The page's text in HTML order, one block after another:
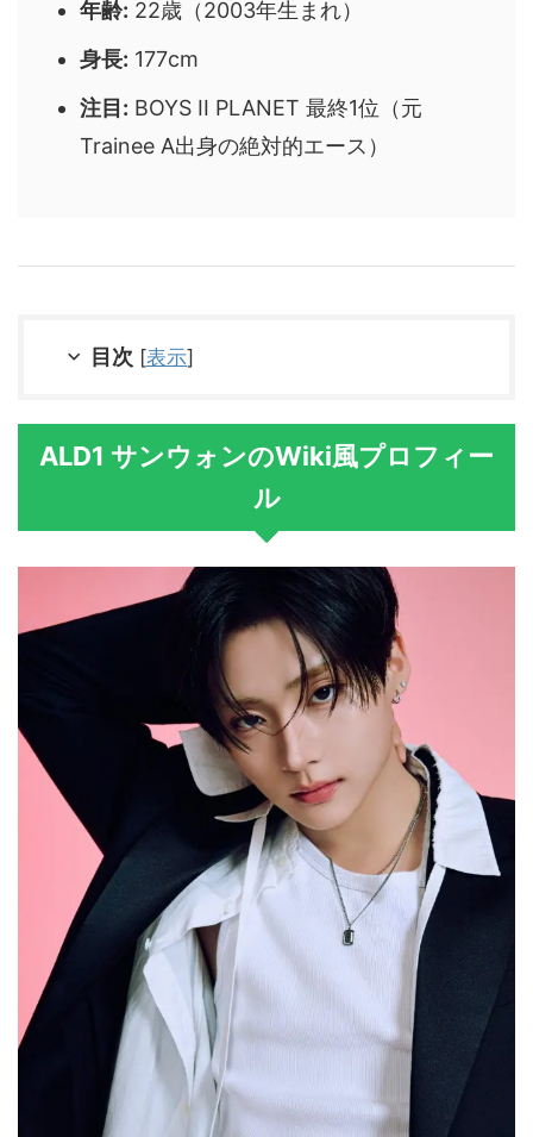
年齢: 22歳（2003年生まれ）
身長: 177cm
注目: BOYS II PLANET 最終1位（元
Trainee A出身の絶対的エース）
目次 [表示]
ALD1 サンウォンのWiki風プロフィー
ル